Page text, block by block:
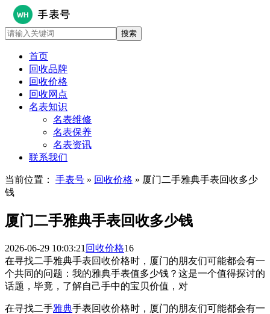
首页
回收品牌
回收价格
回收网点
名表知识
名表维修
名表保养
名表资讯
联系我们
当前位置： 手表号 » 回收价格 » 厦门二手雅典手表回收多少
钱
厦门二手雅典手表回收多少钱
2026-06-29 10:03:21 回收价格16
在寻找二手雅典手表回收价格时，厦门的朋友们可能都会有一
个共同的问题：我的雅典手表值多少钱？这是一个值得探讨的
话题，毕竟，了解自己手中的宝贝价值，对
在寻找二手雅典手表回收价格时，厦门的朋友们可能都会有一